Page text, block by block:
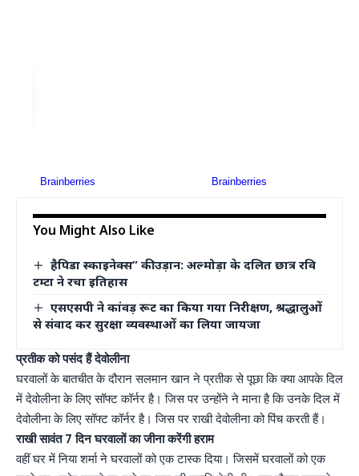
You Might Also Like
हैपिडा स्काइनेक्स” की उड़ान: अल्मोड़ा के दलित छात्र रवि
टम्टा ने रचा इतिहास
एसएसपी ने कांवड़ रूट का किया गया निरीक्षण, श्रद्धालुओं
से संवाद कर सुरक्षा व्यवस्थाओं का लिया जायजा
प्रतीक को पसंद हैं देवोलीना
घरवालों के बातचीत के दौरान सलमान खान ने प्रतीक से पूछा कि क्या आपके दिल
में देवोलीना के लिए सॉफ्ट कॉर्नर है। जिस पर उन्होंने ने माना है कि उनके दिल में
देवोलीना के लिए सॉफ्ट कॉर्नर है। जिस पर राखी देवोलीना को पिंच करती हैं।
राखी सावंत 7 दिन घरवालों का जीना करेंगी हराम
वहीं घर में निया शर्मा ने घरवालों को एक टास्क दिया। जिसमें घरवालों को एक